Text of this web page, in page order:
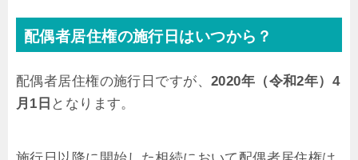
配偶者居住権の施行日はいつから？
配偶者居住権の施行日ですが、 2020年（令和2年）4
月1日 となります。